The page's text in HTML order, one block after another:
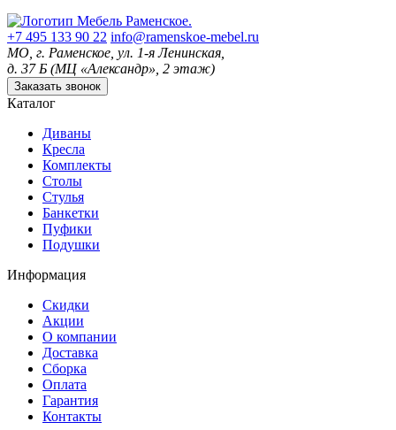
+7 495 133 90 22 info@ramenskoe-mebel.ru
МО, г. Раменское, ул. 1-я Ленинская,
д. 37 Б (МЦ «Александр», 2 этаж)
Заказать звонок
Каталог
Диваны
Кресла
Комплекты
Столы
Стулья
Банкетки
Пуфики
Подушки
Информация
Скидки
Акции
О компании
Доставка
Сборка
Оплата
Гарантия
Контакты